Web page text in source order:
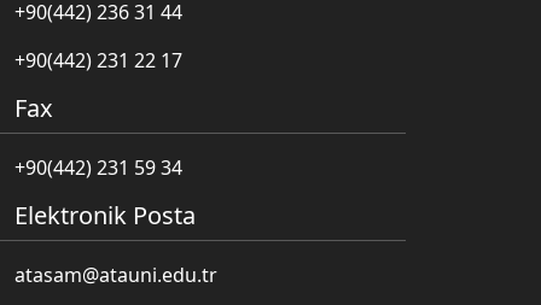
+90(442) 236 31 44
+90(442) 231 22 17
Fax
+90(442) 231 59 34
Elektronik Posta
atasam@atauni.edu.tr